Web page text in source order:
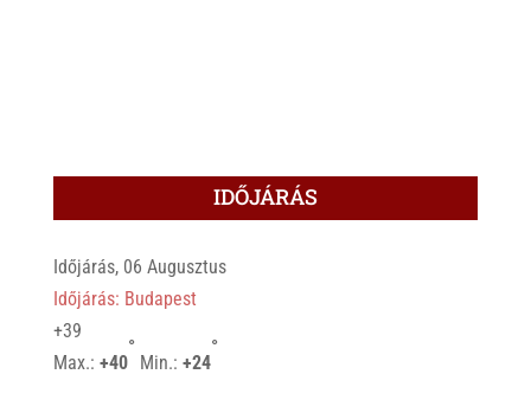
IDŐJÁRÁS
Időjárás, 06 Augusztus
Időjárás: Budapest
+39
Max.: +40
°
Min.: +24
°